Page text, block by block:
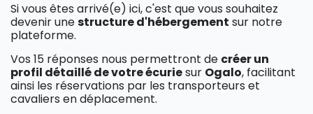
Si vous êtes arrivé(e) ici, c'est que vous souhaitez
devenir unestructure d'hébergement​ sur notre
plateforme.
Vos 15 réponses nous permettront de créer un
profil détaillé de votre écuriesur Ogalo, facilitant
ainsi les réservations par les transporteurs et
cavaliers en déplacement.